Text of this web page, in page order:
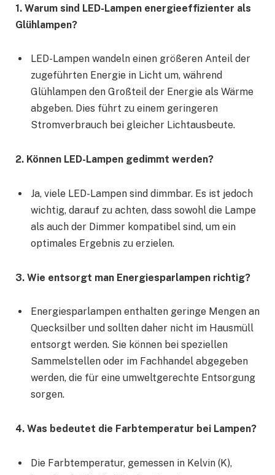
1. Warum sind LED-Lampen energieeffizienter als
Glühlampen?
LED-Lampen wandeln einen größeren Anteil der
zugeführten Energie in Licht um, während
Glühlampen den Großteil der Energie als Wärme
abgeben. Dies führt zu einem geringeren
Stromverbrauch bei gleicher Lichtausbeute.
2. Können LED-Lampen gedimmt werden?
Ja, viele LED-Lampen sind dimmbar. Es ist jedoch
wichtig, darauf zu achten, dass sowohl die Lampe
als auch der Dimmer kompatibel sind, um ein
optimales Ergebnis zu erzielen.
3. Wie entsorgt man Energiesparlampen richtig?
Energiesparlampen enthalten geringe Mengen an
Quecksilber und sollten daher nicht im Hausmüll
entsorgt werden. Sie können bei speziellen
Sammelstellen oder im Fachhandel abgegeben
werden, die für eine umweltgerechte Entsorgung
sorgen.
4. Was bedeutet die Farbtemperatur bei Lampen?
Die Farbtemperatur, gemessen in Kelvin (K),